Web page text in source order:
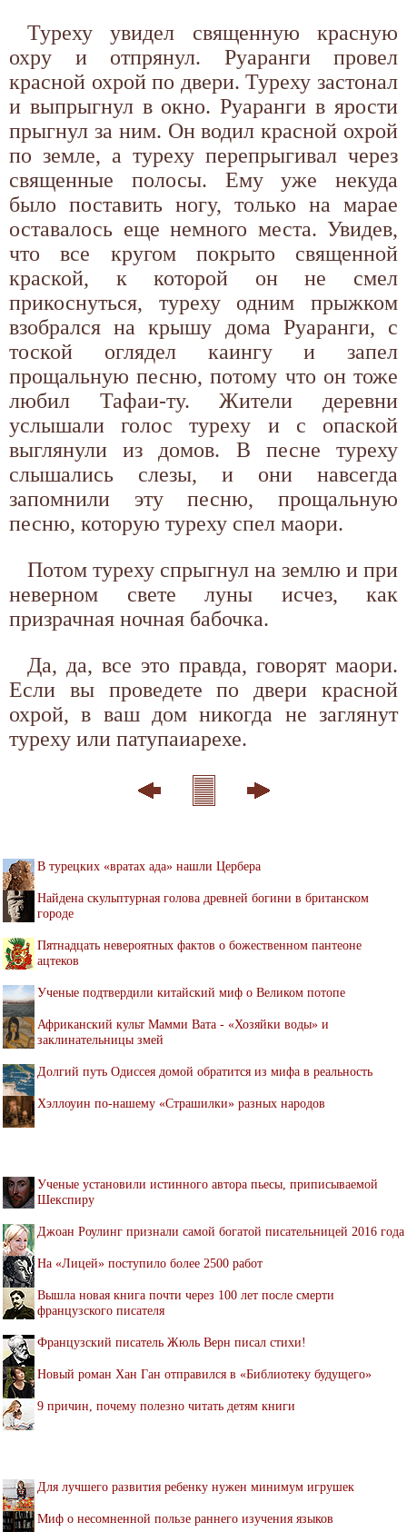
Туреху увидел священную красную
охру и отпрянул. Руаранги провел
красной охрой по двери. Туреху застонал
и выпрыгнул в окно. Руаранги в ярости
прыгнул за ним. Он водил красной охрой
по земле, а туреху перепрыгивал через
священные полосы. Ему уже некуда
было поставить ногу, только на марае
оставалось еще немного места. Увидев,
что все кругом покрыто священной
краской, к которой он не смел
прикоснуться, туреху одним прыжком
взобрался на крышу дома Руаранги, с
тоской оглядел каингу и запел
прощальную песню, потому что он тоже
любил Тафаи-ту. Жители деревни
услышали голос туреху и с опаской
выглянули из домов. В песне туреху
слышались слезы, и они навсегда
запомнили эту песню, прощальную
песню, которую туреху спел маори.
Потом туреху спрыгнул на землю и при
неверном свете луны исчез, как
призрачная ночная бабочка.
Да, да, все это правда, говорят маори.
Если вы проведете по двери красной
охрой, в ваш дом никогда не заглянут
туреху или патупаиарехе.
В турецких «вратах ада» нашли Цербера
Найдена скульптурная голова древней богини в британском
городе
Пятнадцать невероятных фактов о божественном пантеоне
ацтеков
Ученые подтвердили китайский миф о Великом потопе
Африканский культ Мамми Вата - «Хозяйки воды» и
заклинательницы змей
Долгий путь Одиссея домой обратится из мифа в реальность
Хэллоуин по-нашему «Страшилки» разных народов
Ученые установили истинного автора пьесы, приписываемой
Шекспиру
Джоан Роулинг признали самой богатой писательницей 2016 года
На «Лицей» поступило более 2500 работ
Вышла новая книга почти через 100 лет после смерти
французского писателя
Французский писатель Жюль Верн писал стихи!
Новый роман Хан Ган отправился в «Библиотеку будущего»
9 причин, почему полезно читать детям книги
Для лучшего развития ребенку нужен минимум игрушек
Миф о несомненной пользе раннего изучения языков